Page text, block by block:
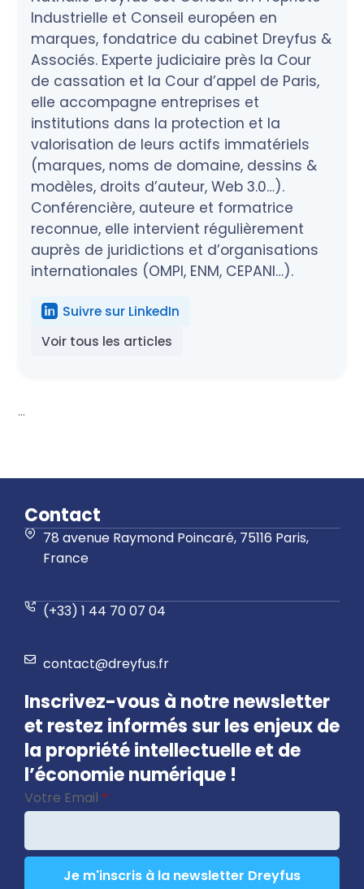
Industrielle et Conseil européen en
marques, fondatrice du cabinet Dreyfus &
Associés. Experte judiciaire près la Cour
de cassation et la Cour d’appel de Paris,
elle accompagne entreprises et
institutions dans la protection et la
valorisation de leurs actifs immatériels
(marques, noms de domaine, dessins &
modèles, droits d’auteur, Web 3.0…).
Conférencière, auteure et formatrice
reconnue, elle intervient régulièrement
auprès de juridictions et d’organisations
internationales (OMPI, ENM, CEPANI…).
Suivre sur LinkedIn
Voir tous les articles
...
Contact
78 avenue Raymond Poincaré, 75116 Paris,
France
(+33) 1 44 70 07 04
contact@dreyfus.fr
Inscrivez-vous à notre newsletter
et restez informés sur les enjeux de
la propriété intellectuelle et de
l’économie numérique !
Votre Email *
Je m'inscris à la newsletter Dreyfus